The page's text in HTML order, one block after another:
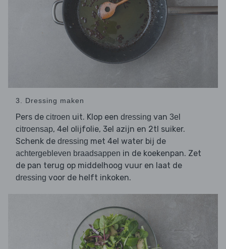
3. Dressing maken
Pers de citroen uit. Klop een dressing van 3el
citroensap, 4el olijfolie, 3el azijn en 2tl suiker.
Schenk de dressing met 4el water bij de
achtergebleven braadsappen in de koekenpan. Zet
de pan terug op middelhoog vuur en laat de
dressing voor de helft inkoken.